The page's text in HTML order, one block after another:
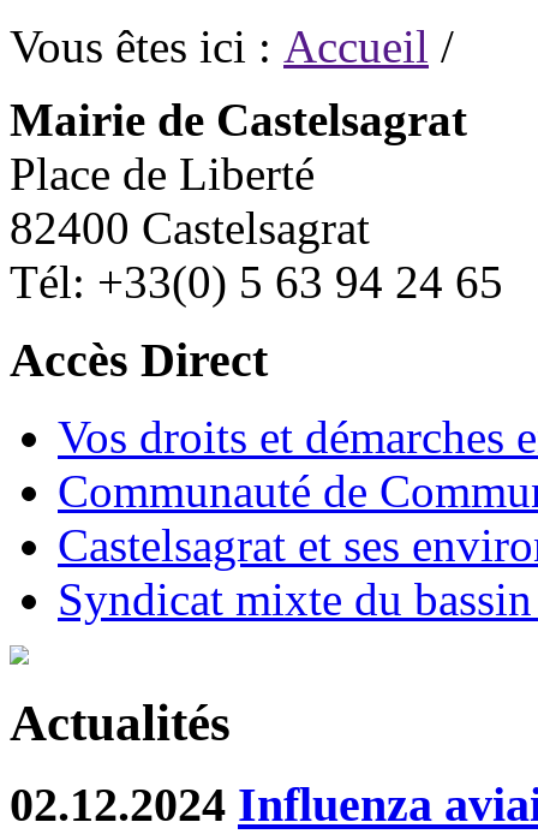
Vous êtes ici : Accueil /
Mairie de Castelsagrat
Place de Liberté
82400 Castelsagrat
Tél: +33(0) 5 63 94 24 65
Accès Direct
Vos droits et démarches
Communauté de
Castelsagrat et ses
Syndicat mixte du
Actualités
02.12.2024 Influenza